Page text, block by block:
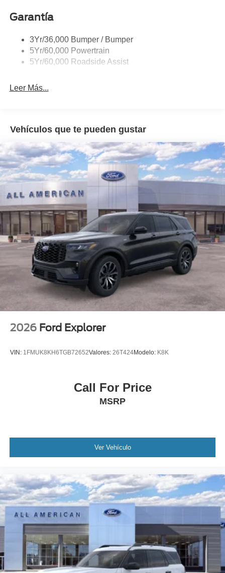
Trailer Sway Control
Garantía
3Yr/36,000 Bumper / Bumper
5Yr/60,000 Powertrain
5Yr/60,000 Roadside Assist
Leer Más...
Vehículos que te pueden gustar
2026 Ford Explorer
VIN: 1FMUK8KH6TGB72652Valores: 26T424Modelo: K8K
Call For Price
MSRP
Ver Vehículo